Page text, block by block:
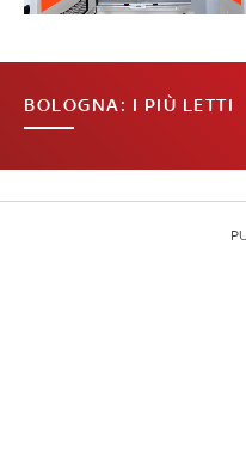
BOLOGNA: I PIÙ LETTI